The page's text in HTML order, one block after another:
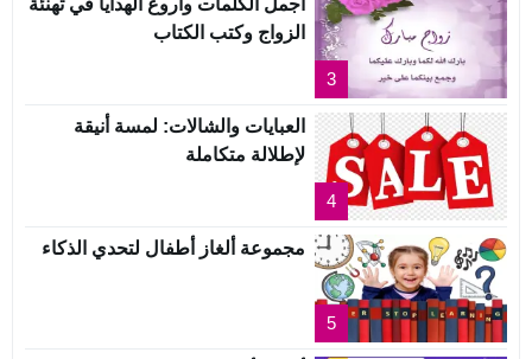
3
الزواج وكتب الكتاب
4
العبايات والشالات: لمسة أنيقة
لإطلالة متكاملة
5
مجموعة ألغاز أطفال لتحدي الذكاء